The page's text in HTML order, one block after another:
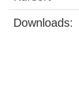
Downloads: